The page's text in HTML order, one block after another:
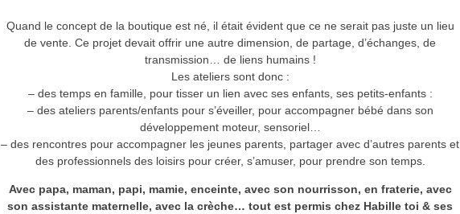
Quand le concept de la boutique est né, il était évident que ce ne serait pas juste un lieu
de vente. Ce projet devait offrir une autre dimension, de partage, d’échanges, de
transmission… de liens humains !
Les ateliers sont donc :
– des temps en famille, pour tisser un lien avec ses enfants, ses petits-enfants :
– des ateliers parents/enfants pour s’éveiller, pour accompagner bébé dans son
développement moteur, sensoriel…
– des rencontres pour accompagner les jeunes parents, partager avec d’autres parents et
des professionnels des loisirs pour créer, s’amuser, pour prendre son temps.
Avec papa, maman, papi, mamie, enceinte, avec son nourrisson, en fraterie, avec
son assistante maternelle, avec la crèche… tout est permis chez Habille toi & ses